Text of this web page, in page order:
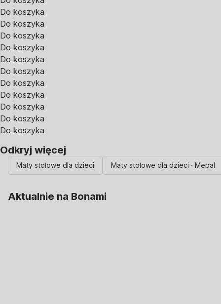
Do koszyka
Do koszyka
Do koszyka
Do koszyka
Do koszyka
Do koszyka
Do koszyka
Do koszyka
Do koszyka
Do koszyka
Do koszyka
Odkryj więcej
Maty stołowe dla dzieci Maty stołowe dla dzieci · Mepal
Aktualnie na Bonami